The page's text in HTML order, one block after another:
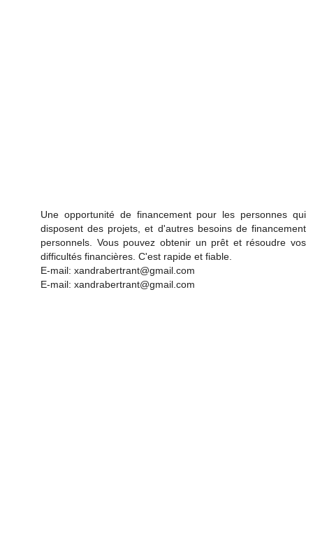
Une opportunité de financement pour les personnes qui
disposent des projets, et d'autres besoins de financement
personnels. Vous pouvez obtenir un prêt et résoudre vos
difficultés financières. C'est rapide et fiable.
E-mail: xandrabertrant@gmail.com
E-mail: xandrabertrant@gmail.com